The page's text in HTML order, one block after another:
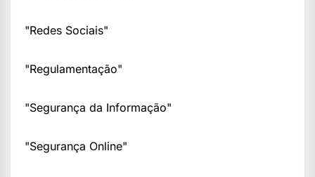
"Redes Sociais"
"Regulamentação"
"Segurança da Informação"
"Segurança Online"